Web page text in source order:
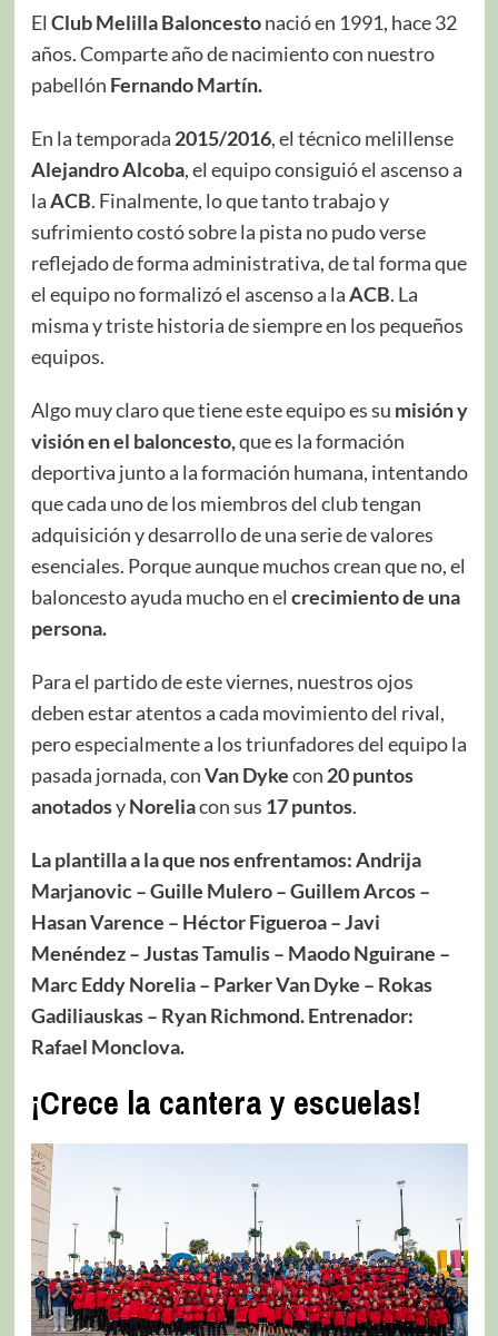
El Club Melilla Baloncestonació en 1991, hace 32
años. Comparte año de nacimiento con nuestro
pabellón Fernando Martín.
En la temporada 2015/2016, el técnico melillense
Alejandro Alcoba, el equipo consiguió el ascenso a
laACB. Finalmente, lo que tanto trabajo y
sufrimiento costó sobre la pista no pudo verse
reflejado de forma administrativa, de tal forma que
el equipo no formalizó el ascenso a laACB. La
misma y triste historia de siempre en los pequeños
equipos.
Algo muy claro que tiene este equipo es su misión y
visión en el baloncesto,que es la formación
deportiva junto a la formación humana, intentando
que cada uno de los miembros del club tengan
adquisición y desarrollo de una serie de valores
esenciales. Porque aunque muchos crean que no, el
baloncesto ayuda mucho en el crecimiento de una
persona.
Para el partido de este viernes, nuestros ojos
deben estar atentos a cada movimiento del rival,
pero especialmente a los triunfadores del equipo la
pasada jornada, conVan Dykecon 20 puntos
anotadosyNoreliacon sus 17 puntos.
La plantilla a la que nos enfrentamos: Andrija
Marjanovic – Guille Mulero – Guillem Arcos –
Hasan Varence – Héctor Figueroa – Javi
Menéndez – Justas Tamulis – Maodo Nguirane –
Marc Eddy Norelia – Parker Van Dyke – Rokas
Gadiliauskas – Ryan Richmond. Entrenador:
Rafael Monclova.
¡Crece la cantera y escuelas!